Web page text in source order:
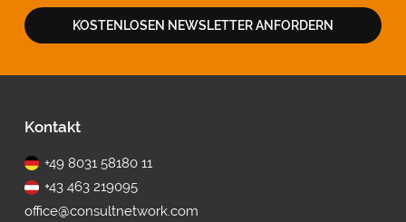
KOSTENLOSEN NEWSLETTER ANFORDERN
Fußbereich
Kontakt
+49 8031 58180 11
+43 463 219095
office@consultnetwork.com